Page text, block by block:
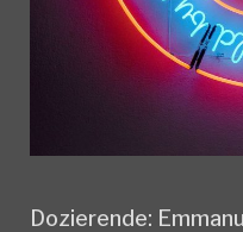
Dozierende: